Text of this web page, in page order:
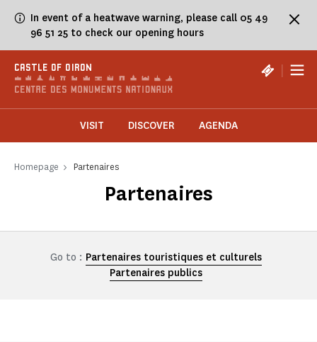
In event of a heatwave warning, please call 05 49
96 51 25 to check our opening hours
CASTLE OF OIRON |
VISIT DISCOVER AGENDA
Homepage Partenaires
Partenaires
Go to : Partenaires touristiques et culturels
Partenaires publics